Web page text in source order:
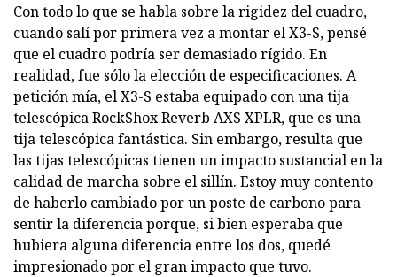
Con todo lo que se habla sobre la rigidez del cuadro,
cuando salí por primera vez a montar el X3-S, pensé
que el cuadro podría ser demasiado rígido. En
realidad, fue sólo la elección de especificaciones. A
petición mía, el X3-S estaba equipado con una tija
telescópica RockShox Reverb AXS XPLR, que es una
tija telescópica fantástica. Sin embargo, resulta que
las tijas telescópicas tienen un impacto sustancial en la
calidad de marcha sobre el sillín. Estoy muy contento
de haberlo cambiado por un poste de carbono para
sentir la diferencia porque, si bien esperaba que
hubiera alguna diferencia entre los dos, quedé
impresionado por el gran impacto que tuvo.